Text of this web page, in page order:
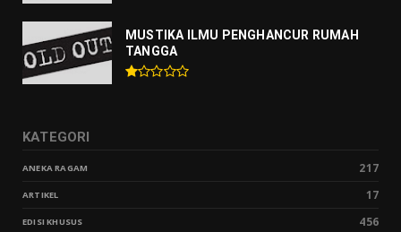
MUSTIKA ILMU PENGHANCUR RUMAH
TANGGA
KATEGORI
ANEKA RAGAM 217
ARTIKEL 17
EDISI KHUSUS 456